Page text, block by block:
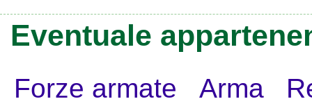
Eventuale
Forze armate Arma